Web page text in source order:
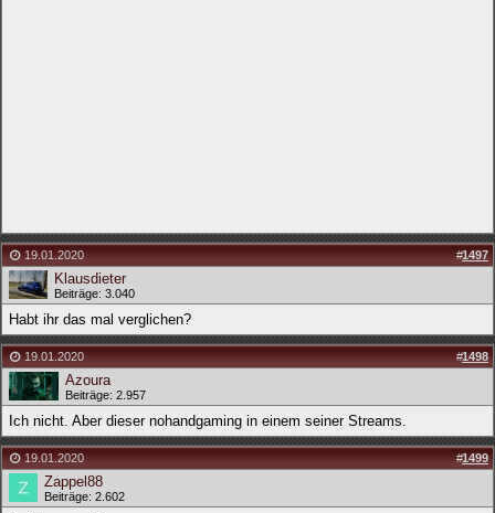
19.01.2020 #1497
Klausdieter
Beiträge: 3.040
Habt ihr das mal verglichen?
19.01.2020 #1498
Azoura
Beiträge: 2.957
Ich nicht. Aber dieser nohandgaming in einem seiner Streams.
19.01.2020 #1499
Zappel88
Beiträge: 2.602